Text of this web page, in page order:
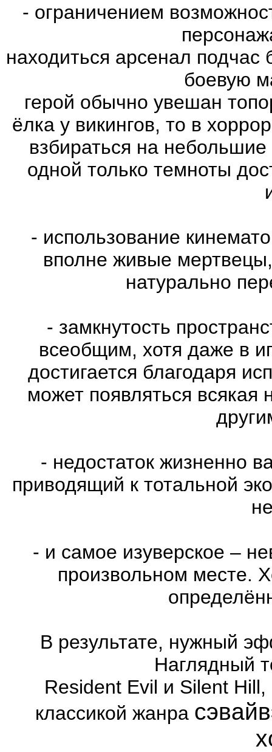
- ограничением
находиться арсенал
боевую
герой обычно увешан
ёлка у викингов, то в
взбираться на
одной только темноты
- использование
вполне живые
натурально
- замкнутость
всеобщим, хотя даже в
достигается благодаря
может появляться всякая
- недостаток жизненно
приводящий к тотальной
- и самое изуверское –
произвольном месте.
В результате, нужный
Наглядный
Resident Evil и Silent
классикой жанра